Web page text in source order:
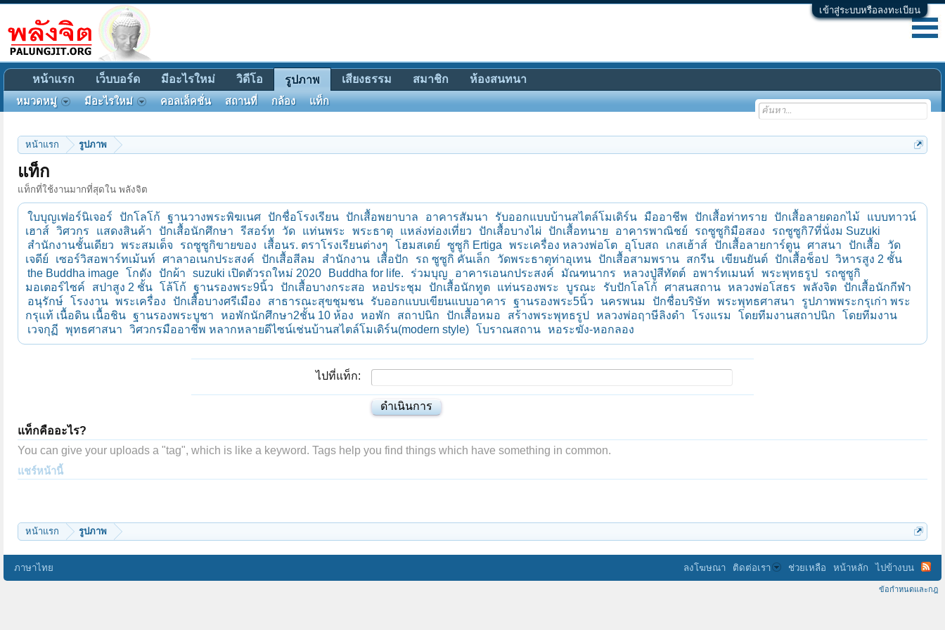
เข้าสู่ระบบหรือลงทะเบียน
หน้าแรก รูปภาพ
แท็ก
แท็กที่ใช้งานมากที่สุดใน พลังจิต
ใบบุญเฟอร์นิเจอร์ ปักโลโก้ ฐานวางพระพิฆเนศ ปักชื่อโรงเรียน ปักเสื้อพยาบาล อาคารสัมนา รับออกแบบบ้านสไตล์โมเดิร์น มืออาชีพ ปักเสื้อท่าทราย ปักเสื้อลายดอกไม้
แบบทาวน์
เฮาส์ วิศวกร แสดงสินค้า ปักเสื้อนักศึกษา รีสอร์ท วัด แท่นพระ พระธาตุ แหล่งท่องเที่ยว ปักเสื้อบางไผ่ ปักเสื้อทนาย อาคารพาณิชย์ รถซูซูกิมือสอง
รถซูซูกิ7ที่นั่งม Suzuki
สำนักงานชั้นเดียว
พระสมเด็จ รถซูซูกิขายของ เสื้อนร. ตราโรงเรียนต่างๆ โฮมสเตย์ ซูซูกิ Ertiga พระเครื่อง หลวงพ่อโต อุโบสถ เกสเฮ้าส์ ปักเสื้อลายการ์ตูน ศาสนา ปักเสื้อ
วัด
เจดีย์
เซอร์วิสอพาร์ทเม้นท์ ศาลาอเนกประสงค์ ปักเสื้อสีลม สำนักงาน เสื้อปัก รถ ซูซูกิ คันเล็ก วัดพระธาตุท่าอุเทน ปักเสื้อสามพราน สกรีน เขียนยันต์ ปักเสื้อช็อป
วิหารสูง 2 ชั้น
the Buddha image โกดัง ปักผ้า suzuki เปิดตัวรถใหม่ 2020 Buddha for life. ร่วมบุญ อาคารเอนกประสงค์ มัณฑนากร หลวงปู่สีทัตต์ อพาร์ทเมนท์ พระพุทธรูป
รถซูซูกิ
มอเตอร์ไซค์
สปาสูง 2 ชั้น โล้โก้ ฐานรองพระ9นิ้ว ปักเสื้อบางกระสอ หอประชุม ปักเสื้อนักทูต แท่นรองพระ บูรณะ รับปักโลโก้ ศาสนสถาน หลวงพ่อโสธร พลังจิต ปักเสื้อนักกีฬา
อนุรักษ์
โรงงาน พระเครื่อง ปักเสื้อบางศรีเมือง สาธารณะสุขชุมชน รับออกแบบเขียนแบบอาคาร ฐานรองพระ5นิ้ว นครพนม ปักชื่อบริษัท พระพุทธศาสนา
รูปภาพพระกรุเก่า พระ
กรุแท้ เนื้อดิน เนื้อชิน ฐานรองพระบูชา หอพักนักศึกษา2ชั้น 10 ห้อง หอพัก สถาปนิก ปักเสื้อหมอ สร้างพระพุทธรูป หลวงพ่อฤาษีลิงดำ โรงแรม โดยทีมงานสถาปนิก
โดยทีมงาน
เวจกุฏี
พุทธศาสนา วิศวกรมืออาชีพ หลากหลายดีไซน์เช่นบ้านสไตล์โมเดิร์น(modern style) โบราณสถาน หอระฆัง-หอกลอง
ไปที่แท็ก:
แท็กคืออะไร?
You can give your uploads a "tag", which is like a keyword. Tags help you find things which have something in common.
แชร์หน้านี้
หน้าแรก รูปภาพ
หน้าแรก เว็บบอร์ด มีอะไรใหม่ วิดีโอ รูปภาพ
หมวดหมู่ มีอะไรใหม่ คอลเล็คชั่น สถานที่ กล้อง แท็ก
เสียงธรรม สมาชิก ห้องสนทนา
ภาษาไทย ลงโฆษณา ติดต่อเรา ช่วยเหลือ หน้าหลัก ไปข้างบน
ข้อกำหนดและกฎ